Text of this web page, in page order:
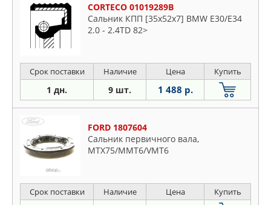
CORTECO 01019289B
Сальник КПП [35x52x7] BMW E30/E34
2.0 - 2.4TD 82>
Срок поставки Наличие Цена Купить
1 дн. 9 шт. 1 488 р.
FORD 1807604
Сальник первичного вала,
MTX75/MMT6/VMT6
Срок поставки Наличие Цена Купить